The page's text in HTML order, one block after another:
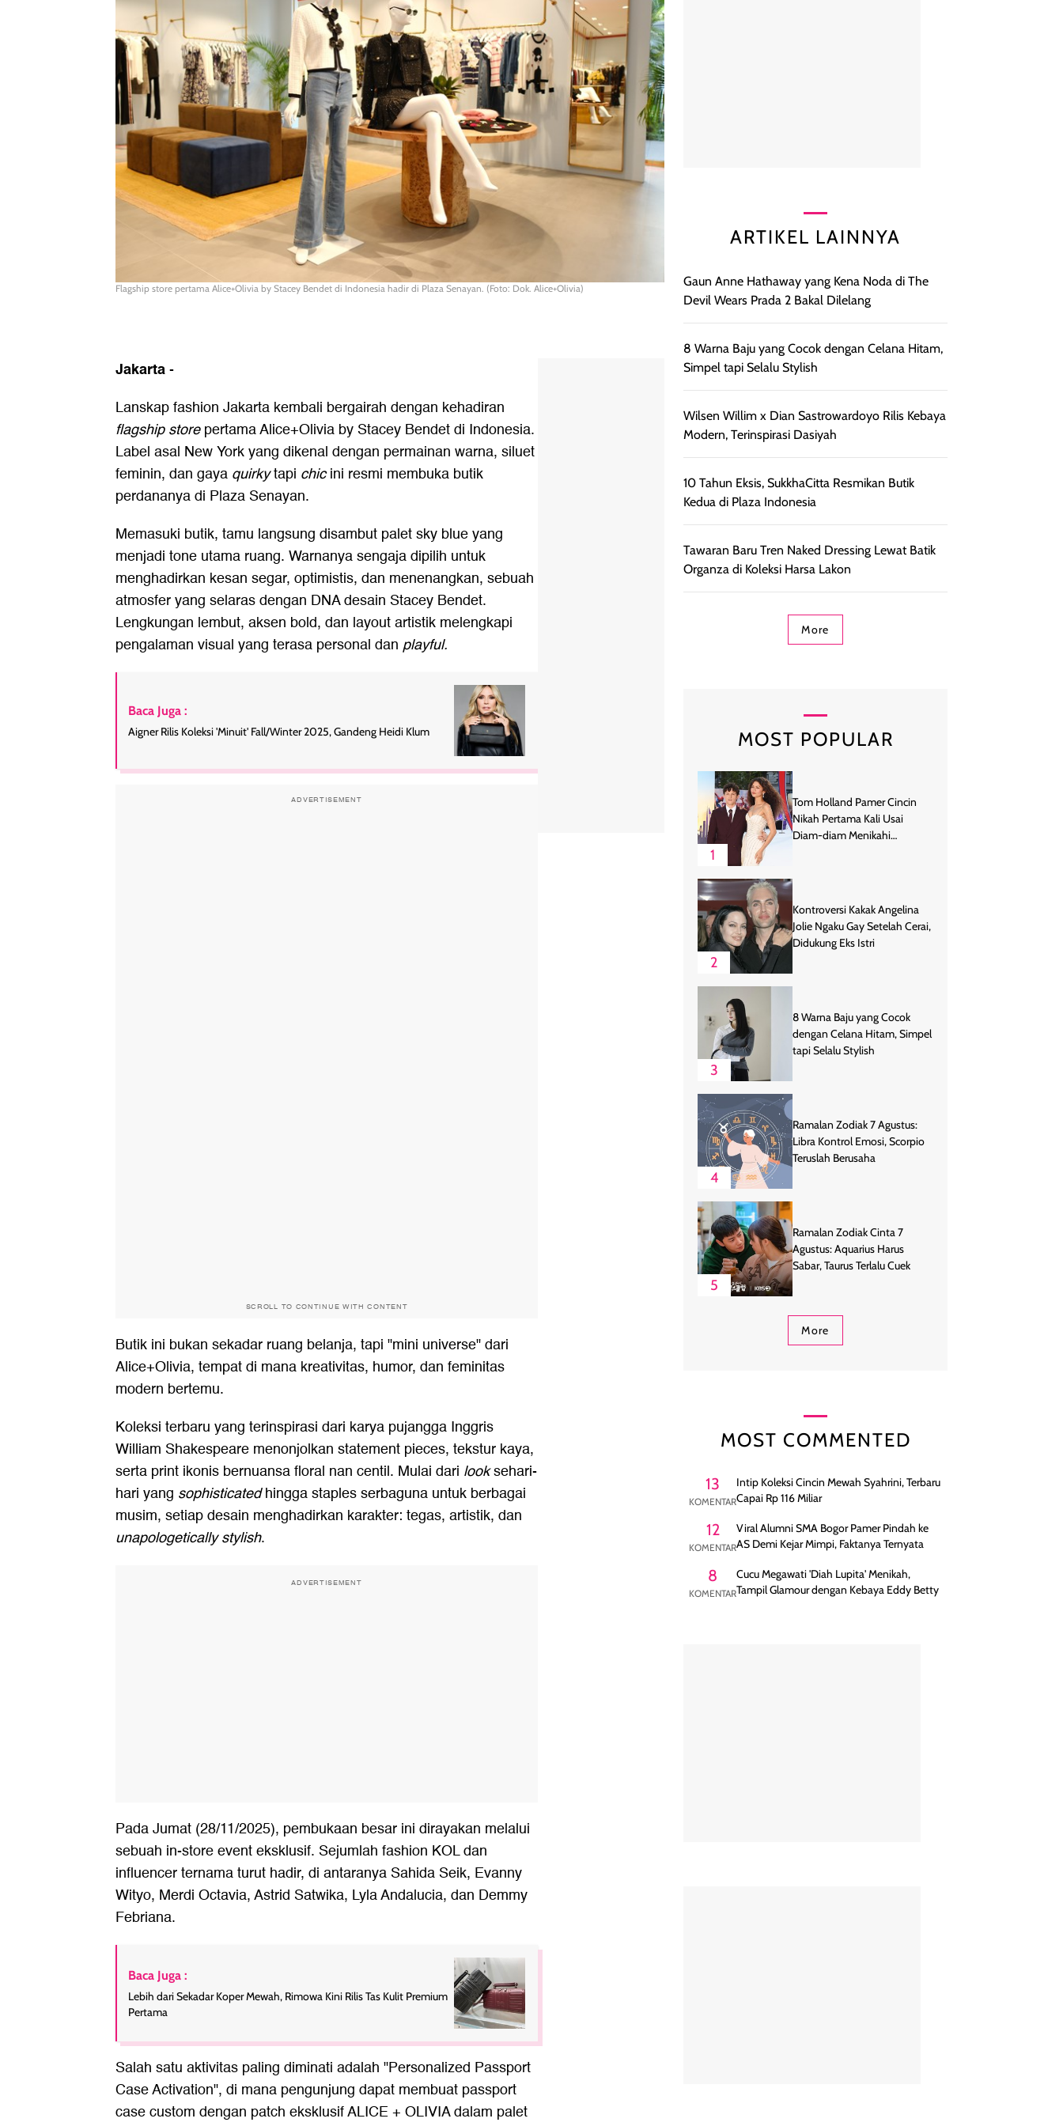
Flagship store pertama Alice+Olivia by Stacey Bendet di Indonesia hadir di Plaza Senayan. (Foto: Dok. Alice+Olivia)
Jakarta-
Lanskap fashion Jakarta kembali bergairah dengan kehadiran
flagship storepertama Alice+Olivia by Stacey Bendet di Indonesia.
Label asal New York yang dikenal dengan permainan warna, siluet
feminin, dan gaya quirkytapi chicini resmi membuka butik
perdananya di Plaza Senayan.
Memasuki butik, tamu langsung disambut palet sky blue yang
menjadi tone utama ruang. Warnanya sengaja dipilih untuk
menghadirkan kesan segar, optimistis, dan menenangkan, sebuah
atmosfer yang selaras dengan DNA desain Stacey Bendet.
Lengkungan lembut, aksen bold, dan layout artistik melengkapi
pengalaman visual yang terasa personal dan playful.
Baca Juga :
Aigner Rilis Koleksi 'Minuit' Fall/Winter 2025, Gandeng Heidi Klum
ADVERTISEMENT
SCROLL TO CONTINUE WITH CONTENT
Butik ini bukan sekadar ruang belanja, tapi "mini universe" dari
Alice+Olivia, tempat di mana kreativitas, humor, dan feminitas
modern bertemu.
Koleksi terbaru yang terinspirasi dari karya pujangga Inggris
William Shakespeare menonjolkan statement pieces, tekstur kaya,
serta print ikonis bernuansa floral nan centil. Mulai dari looksehari-
hari yang sophisticatedhingga staples serbaguna untuk berbagai
musim, setiap desain menghadirkan karakter: tegas, artistik, dan
unapologetically stylish.
ADVERTISEMENT
Pada Jumat (28/11/2025), pembukaan besar ini dirayakan melalui
sebuah in-store event eksklusif. Sejumlah fashion KOL dan
influencer ternama turut hadir, di antaranya Sahida Seik, Evanny
Wityo, Merdi Octavia, Astrid Satwika, Lyla Andalucia, dan Demmy
Febriana.
Baca Juga :
Lebih dari Sekadar Koper Mewah, Rimowa Kini Rilis Tas Kulit Premium
Pertama
Salah satu aktivitas paling diminati adalah "Personalized Passport
Case Activation", di mana pengunjung dapat membuat passport
case custom dengan patch eksklusif ALICE + OLIVIA dalam palet
ARTIKEL LAINNYA
Gaun Anne Hathaway yang Kena Noda di The
Devil Wears Prada 2 Bakal Dilelang
8 Warna Baju yang Cocok dengan Celana Hitam,
Simpel tapi Selalu Stylish
Wilsen Willim x Dian Sastrowardoyo Rilis Kebaya
Modern, Terinspirasi Dasiyah
10 Tahun Eksis, SukkhaCitta Resmikan Butik
Kedua di Plaza Indonesia
Tawaran Baru Tren Naked Dressing Lewat Batik
Organza di Koleksi Harsa Lakon
More
MOST POPULAR
1
Tom Holland Pamer Cincin
Nikah Pertama Kali Usai
Diam-diam Menikahi
2
Kontroversi Kakak Angelina
Jolie Ngaku Gay Setelah Cerai,
Didukung Eks Istri
3
8 Warna Baju yang Cocok
dengan Celana Hitam, Simpel
tapi Selalu Stylish
4
Ramalan Zodiak 7 Agustus:
Libra Kontrol Emosi, Scorpio
Teruslah Berusaha
5
Ramalan Zodiak Cinta 7
Agustus: Aquarius Harus
Sabar, Taurus Terlalu Cuek
More
MOST COMMENTED
13
KOMENTAR
Intip Koleksi Cincin Mewah Syahrini, Terbaru
Capai Rp 116 Miliar
12
KOMENTAR
Viral Alumni SMA Bogor Pamer Pindah ke
AS Demi Kejar Mimpi, Faktanya Ternyata
8
KOMENTAR
Cucu Megawati 'Diah Lupita' Menikah,
Tampil Glamour dengan Kebaya Eddy Betty